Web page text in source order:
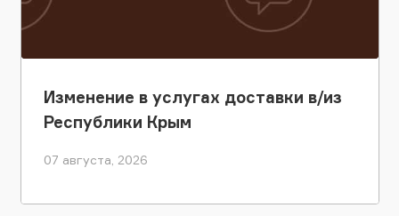
Изменение в услугах доставки в/из
Республики Крым
07 августа, 2026